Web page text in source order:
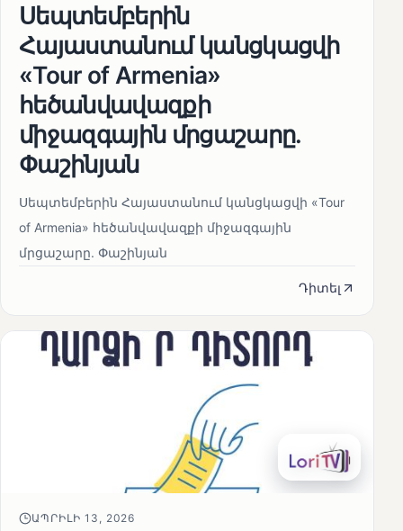
Սեպտեմբերին
Հայաստանում կանցկացվի
«Tour of Armenia»
հեծանվավազքի
միջազգային մրցաշարը.
Փաշինյան
Սեպտեմբերին Հայաստանում կանցկացվի «Tour
of Armenia» հեծանվավազքի միջազգային
մրցաշարը. Փաշինյան
Դիտել
ԱՊՐԻԼԻ 13, 2026